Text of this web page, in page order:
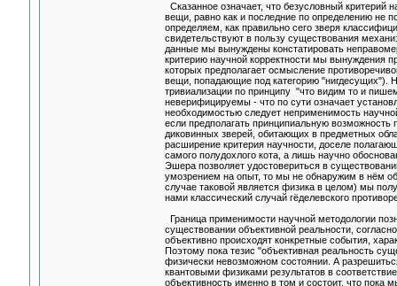
Сказанное означает, что безусловный критерий
вещи, равно как и последние по определению не
определяем, как правильно сего зверя
свидетельствуют в пользу существования
данные мы вынуждены констатировать
критерию научной корректности мы вынуждения
которых предполагает осмысление
вещи, попадающие под категорию "нигдесущих").
тривиализации по принципу "что видим то и
неверифицируемы - что по сути означает
необходимостью следует неприменимость
если предполагать принципиальную
диковинных зверей, обитающих в предметных
расширение критерия научности, доселе
самого полудохлого кота, а лишь научно
Эшера позволяет удостовериться в
умозрением на опыт, то мы не обнаружим в нём
случае таковой является физика в целом) мы
нами классический случай гёделевского
Граница применимости научной методологии
существовании объективной реальности,
объективно происходят конкретные события,
Поэтому пока тезис "объективная реальность
физически невозможном состоянии. А
квантовыми физиками результатов в
объективность именно в том и состоит, что пока